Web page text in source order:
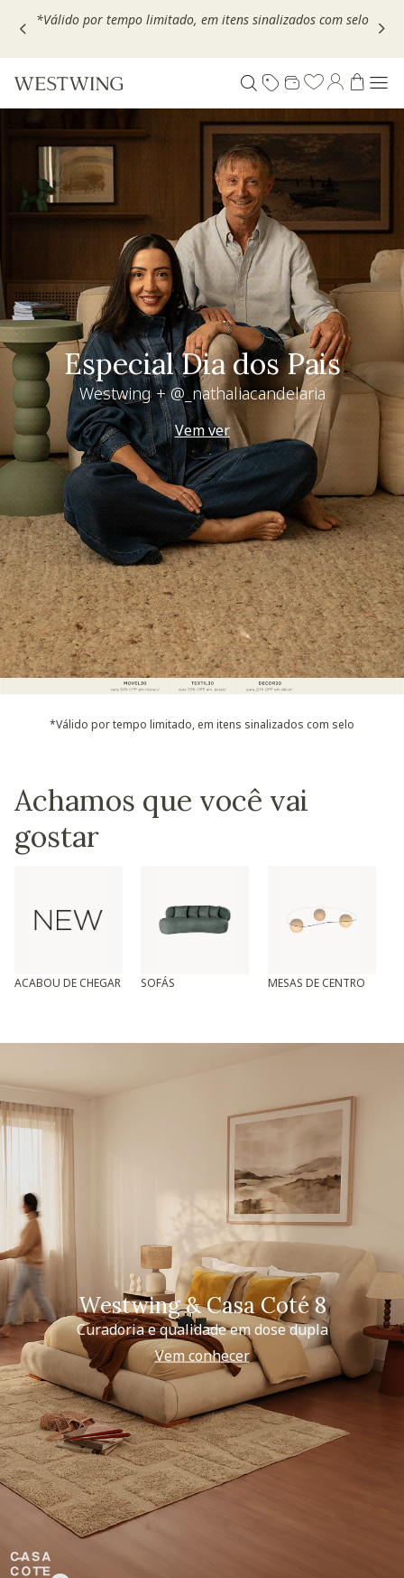
Escolha seu VOUCHER e ganhe até 30% OFF*: useMOVEL30,
Living desejo
+30% OFF extra
Use seu voucher
*Válido por tempo limitado, em itens sinalizados com selo
Achamos que você vai
gostar
ACABOU DE CHEGAR SOFÁS MESAS DE CENTRO
Westwing & Casa Coté 8
Curadoria e qualidade em dose dupla
Vem conhecer